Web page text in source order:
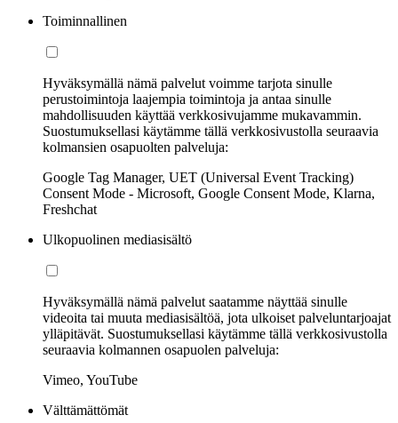
Toiminnallinen
Hyväksymällä nämä palvelut voimme tarjota sinulle
perustoimintoja laajempia toimintoja ja antaa sinulle
mahdollisuuden käyttää verkkosivujamme mukavammin.
Suostumuksellasi käytämme tällä verkkosivustolla seuraavia
kolmansien osapuolten palveluja:
Google Tag Manager, UET (Universal Event Tracking)
Consent Mode - Microsoft, Google Consent Mode, Klarna,
Freshchat
Ulkopuolinen mediasisältö
Hyväksymällä nämä palvelut saatamme näyttää sinulle
videoita tai muuta mediasisältöä, jota ulkoiset palveluntarjoajat
ylläpitävät. Suostumuksellasi käytämme tällä verkkosivustolla
seuraavia kolmannen osapuolen palveluja:
Vimeo, YouTube
Välttämättömät